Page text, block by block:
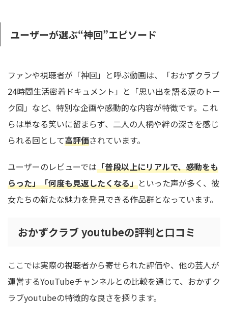
ユーザーが選ぶ“神回”エピソード
ファンや視聴者が「神回」と呼ぶ動画は、「おかずクラブ
24時間生活密着ドキュメント」と「思い出を語る涙のトー
ク回」など、特別な企画や感動的な内容が特徴です。これ
らは単なる笑いに留まらず、二人の人柄や絆の深さを感じ
られる回として高評価されています。
ユーザーのレビューでは「普段以上にリアルで、感動をも
らった」「何度も見返したくなる」といった声が多く、彼
女たちの新たな魅力を発見できる作品群となっています。
おかずクラブ youtubeの評判と口コミ
ここでは実際の視聴者から寄せられた評価や、他の芸人が
運営するYouTubeチャンネルとの比較を通じて、おかずク
ラブyoutubeの特徴的な良さを探ります。